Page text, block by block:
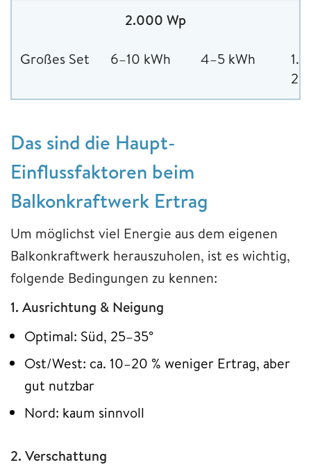
2.000 Wp
Großes Set 6–10 kWh 4–5 kWh
Das sind die Haupt-
Einflussfaktoren beim
Balkonkraftwerk Ertrag
Um möglichst viel Energie aus dem eigenen
Balkonkraftwerk herauszuholen, ist es wichtig,
folgende Bedingungen zu kennen:
1. Ausrichtung & Neigung
Optimal: Süd, 25–35°
Ost/West: ca. 10–20 % weniger Ertrag, aber
gut nutzbar
Nord: kaum sinnvoll
2. Verschattung